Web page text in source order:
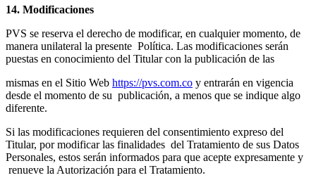
14. Modificaciones
PVS se reserva el derecho de modificar, en cualquier momento, de
manera unilateral la presente Política. Las modificaciones serán
puestas en conocimiento del Titular con la publicación de las
mismas en el Sitio Web https://pvs.com.co y entrarán en vigencia
desde el momento de su publicación, a menos que se indique algo
diferente.
Si las modificaciones requieren del consentimiento expreso del
Titular, por modificar las finalidades del Tratamiento de sus Datos
Personales, estos serán informados para que acepte expresamente y
renueve la Autorización para el Tratamiento.